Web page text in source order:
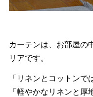
カーテンは、お部屋の
リアです。
「リネンとコットンで
「軽やかなリネンと厚